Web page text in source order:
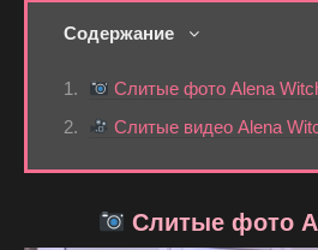
Содержание
Слитые фото Alena
Слитые видео Alena
Слитые фото